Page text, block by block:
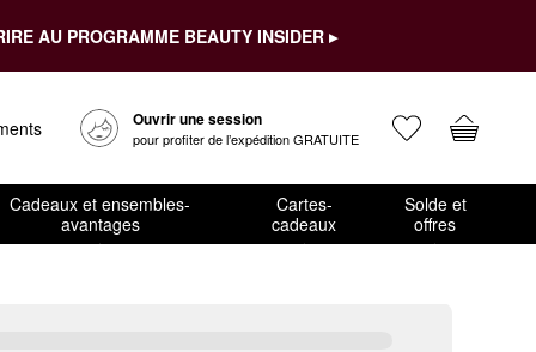
AU PROGRAMME BEAUTY INSIDER ▸
Ouvrir une session
pour profiter de l’expédition GRATUITE
Cadeaux et ensembles-
avantages
Cartes-
cadeaux
Solde et
offres